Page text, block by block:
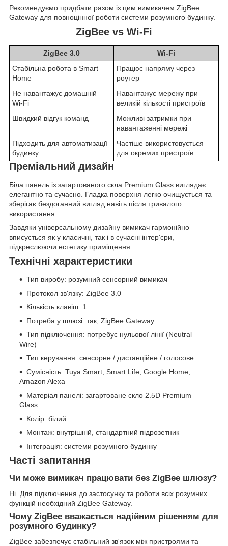
Рекомендуємо придбати разом із цим вимикачем ZigBee
Gateway для повноцінної роботи системи розумного будинку.
ZigBee vs Wi‑Fi
ZigBee 3.0
Wi‑Fi
Стабільна робота в Smart
Home
Працює напряму через
роутер
Не навантажує домашній
Wi‑Fi
Навантажує мережу при
великій кількості пристроїв
Швидкий відгук команд
Можливі затримки при
навантаженні мережі
Підходить для автоматизації
будинку
Частіше використовується
для окремих пристроїв
Преміальний дизайн
Біла панель із загартованого скла Premium Glass виглядає
елегантно та сучасно. Гладка поверхня легко очищується та
зберігає бездоганний вигляд навіть після тривалого
використання.
Завдяки універсальному дизайну вимикач гармонійно
вписується як у класичні, так і в сучасні інтер'єри,
підкреслюючи естетику приміщення.
Технічні характеристики
Тип виробу: розумний сенсорний вимикач
Протокол зв'язку: ZigBee 3.0
Кількість клавіш: 1
Потреба у шлюзі: так, ZigBee Gateway
Тип підключення: потребує нульової лінії (Neutral
Wire)
Тип керування: сенсорне / дистанційне / голосове
Сумісність: Tuya Smart, Smart Life, Google Home,
Amazon Alexa
Матеріал панелі: загартоване скло 2.5D Premium
Glass
Колір: білий
Монтаж: внутрішній, стандартний підрозетник
Інтеграція: системи розумного будинку
Часті запитання
Чи може вимикач працювати без ZigBee шлюзу?
Ні. Для підключення до застосунку та роботи всіх розумних
функцій необхідний ZigBee Gateway.
Чому ZigBee вважається надійним рішенням для
розумного будинку?
ZigBee забезпечує стабільний зв'язок між пристроями та